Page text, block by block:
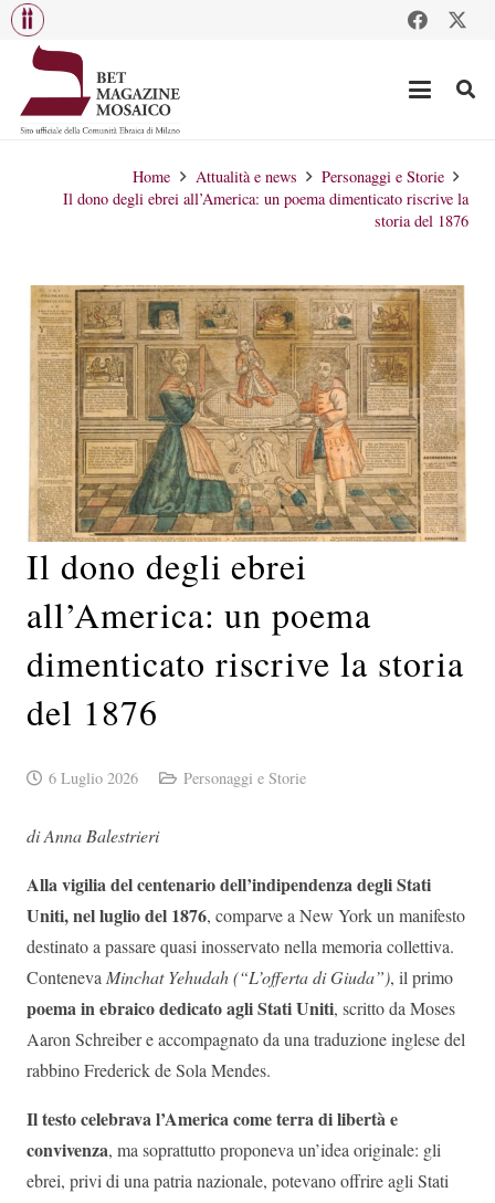
Home Attualità e news
Personaggi e Storie
Il dono degli ebrei all’America: un poema dimenticato riscrive la
storia del 1876
Il dono degli ebrei
all’America: un poema
dimenticato riscrive la storia
del 1876
6 Luglio 2026 Personaggi e Storie
di Anna Balestrieri
Alla vigilia del centenario dell’indipendenza degli Stati
Uniti, nel luglio del 1876, comparve a New York un manifesto
destinato a passare quasi inosservato nella memoria collettiva.
Conteneva Minchat Yehudah (“L’offerta di Giuda”), il primo
poema in ebraico dedicato agli Stati Uniti, scritto da Moses
Aaron Schreiber e accompagnato da una traduzione inglese del
rabbino Frederick de Sola Mendes.
Il testo celebrava l’America come terra di libertà e
convivenza, ma soprattutto proponeva un’idea originale: gli
ebrei, privi di una patria nazionale, potevano offrire agli Stati